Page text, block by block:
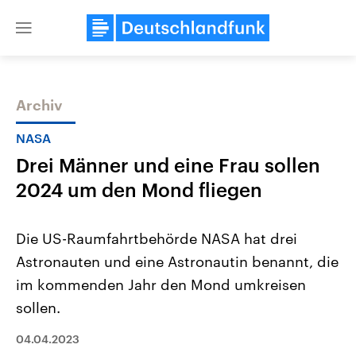
Close
Themen
Landtagswahl Sachsen-Anhalt
2026
Alle Informationen
Sachsen-Anhalt wählt am 6.
Landtag. Seit 2021 wird das
USA
Aktuelle Beiträge,
Archiv
NASA
Drei Männer und eine Frau sollen
2024 um den Mond fliegen
Die US-Raumfahrtbehörde NASA hat drei
Astronauten und eine Astronautin benannt, die
im kommenden Jahr den Mond umkreisen
sollen.
04.04.2023